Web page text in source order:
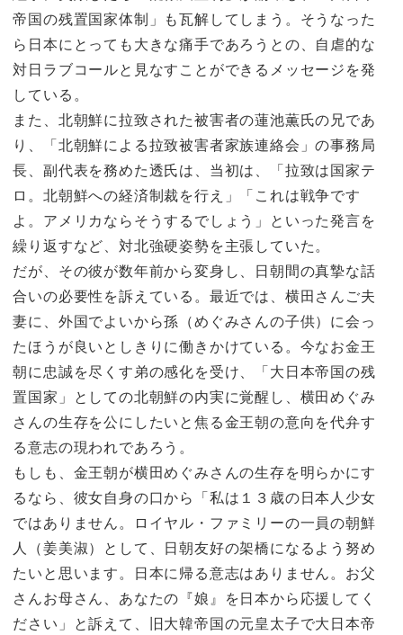
帝国の残置国家体制」も瓦解してしまう。そうなった
ら日本にとっても大きな痛手であろうとの、自虐的な
対日ラブコールと見なすことができるメッセージを発
している。
また、北朝鮮に拉致された被害者の蓮池薫氏の兄であ
り、「北朝鮮による拉致被害者家族連絡会」の事務局
長、副代表を務めた透氏は、当初は、「拉致は国家テ
ロ。北朝鮮への経済制裁を行え」「これは戦争です
よ。アメリカならそうするでしょう」といった発言を
繰り返すなど、対北強硬姿勢を主張していた。
だが、その彼が数年前から変身し、日朝間の真摯な話
合いの必要性を訴えている。最近では、横田さんご夫
妻に、外国でよいから孫（めぐみさんの子供）に会っ
たほうが良いとしきりに働きかけている。今なお金王
朝に忠誠を尽くす弟の感化を受け、「大日本帝国の残
置国家」としての北朝鮮の内実に覚醒し、横田めぐみ
さんの生存を公にしたいと焦る金王朝の意向を代弁す
る意志の現われであろう。
もしも、金王朝が横田めぐみさんの生存を明らかにす
るなら、彼女自身の口から「私は１３歳の日本人少女
ではありません。ロイヤル・ファミリーの一員の朝鮮
人（姜美淑）として、日朝友好の架橋になるよう努め
たいと思います。日本に帰る意志はありません。お父
さんお母さん、あなたの『娘』を日本から応援してく
ださい」と訴えて、旧大韓帝国の元皇太子で大日本帝